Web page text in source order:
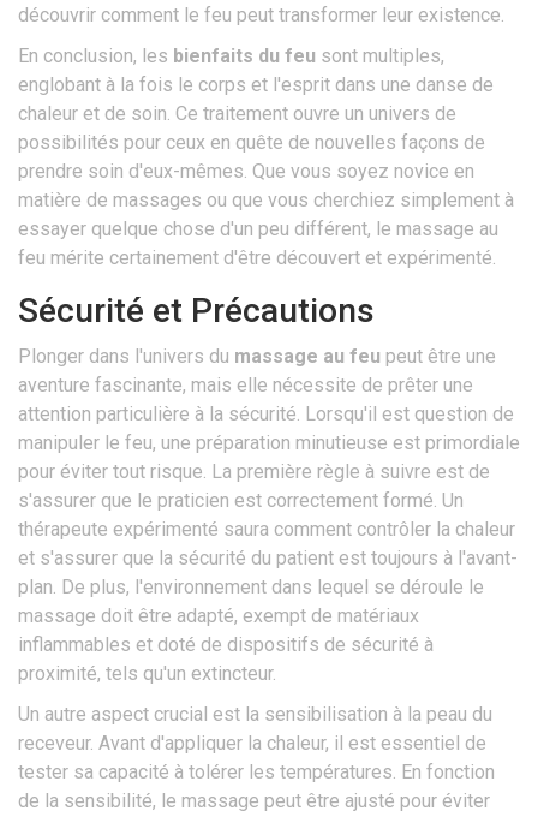
découvrir comment le feu peut transformer leur existence.
En conclusion, les bienfaits du feu sont multiples,
englobant à la fois le corps et l'esprit dans une danse de
chaleur et de soin. Ce traitement ouvre un univers de
possibilités pour ceux en quête de nouvelles façons de
prendre soin d'eux-mêmes. Que vous soyez novice en
matière de massages ou que vous cherchiez simplement à
essayer quelque chose d'un peu différent, le massage au
feu mérite certainement d'être découvert et expérimenté.
Sécurité et Précautions
Plonger dans l'univers du massage au feu peut être une
aventure fascinante, mais elle nécessite de prêter une
attention particulière à la sécurité. Lorsqu'il est question de
manipuler le feu, une préparation minutieuse est primordiale
pour éviter tout risque. La première règle à suivre est de
s'assurer que le praticien est correctement formé. Un
thérapeute expérimenté saura comment contrôler la chaleur
et s'assurer que la sécurité du patient est toujours à l'avant-
plan. De plus, l'environnement dans lequel se déroule le
massage doit être adapté, exempt de matériaux
inflammables et doté de dispositifs de sécurité à
proximité, tels qu'un extincteur.
Un autre aspect crucial est la sensibilisation à la peau du
receveur. Avant d'appliquer la chaleur, il est essentiel de
tester sa capacité à tolérer les températures. En fonction
de la sensibilité, le massage peut être ajusté pour éviter